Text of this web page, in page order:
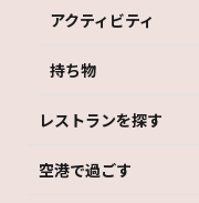
アクティビティ
持ち物
レストランを探す
空港で過ごす